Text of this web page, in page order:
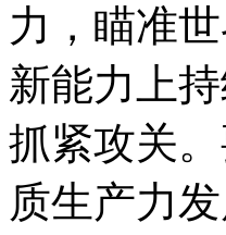
力，瞄准
新能力上
抓紧攻关
质生产力